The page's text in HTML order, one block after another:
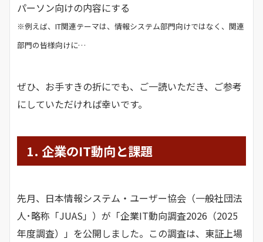
パーソン向けの内容にする
※例えば、IT関連テーマは、情報システム部門向けではなく、関連
部門の皆様向けに…
ぜひ、お手すきの折にでも、ご一読いただき、ご参考
にしていただければ幸いです。
1. 企業のIT動向と課題
先月、日本情報システム・ユーザー協会（一般社団法
人･略称「JUAS」）が「企業IT動向調査2026（2025
年度調査）」を公開しました。この調査は、東証上場